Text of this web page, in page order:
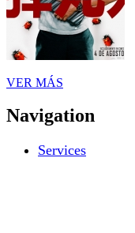
VER MÁS
Navigation
Services